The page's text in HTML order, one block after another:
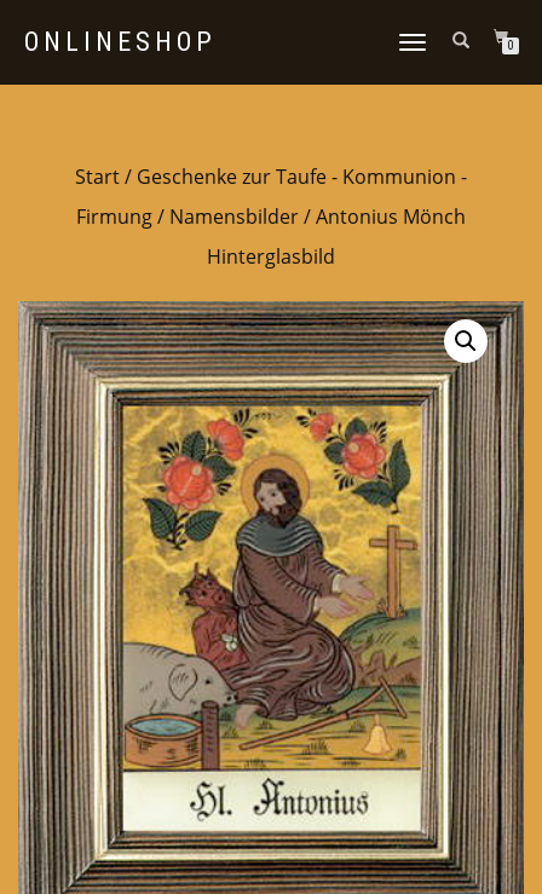
ONLINESHOP
NAVIGATION
0
Start/ Geschenke zur Taufe - Kommunion -
Firmung/ Namensbilder/ Antonius Mönch
Hinterglasbild